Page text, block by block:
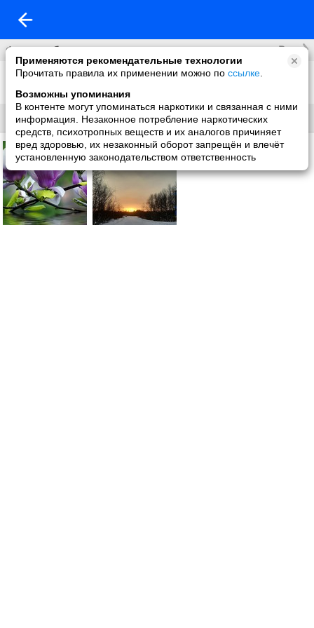
Применяются рекомендательные технологии
Прочитать правила их применении можно по ссылке
Возможны упоминания
В контенте могут упоминаться наркотики и связанная с ними
информация. Незаконное потребление наркотических
средств, психотропных веществ и их аналогов причиняет
вред здоровью, их незаконный оборот запрещён и влечёт
установленную законодательством ответственность
Фотоальбомы Все
Фон на обложку
Без названия